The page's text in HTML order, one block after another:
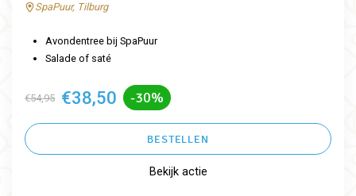
SpaPuur, Tilburg
Avondentree bij SpaPuur
Salade of saté
€54,95 €38,50 -30%
BESTELLEN
Bekijk actie